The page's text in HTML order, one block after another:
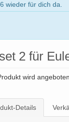
wieder für dich da.
2 für
wird
Details